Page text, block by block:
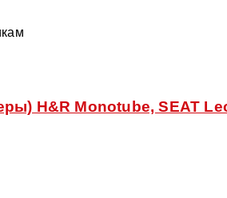
H&R Monotube, SEAT